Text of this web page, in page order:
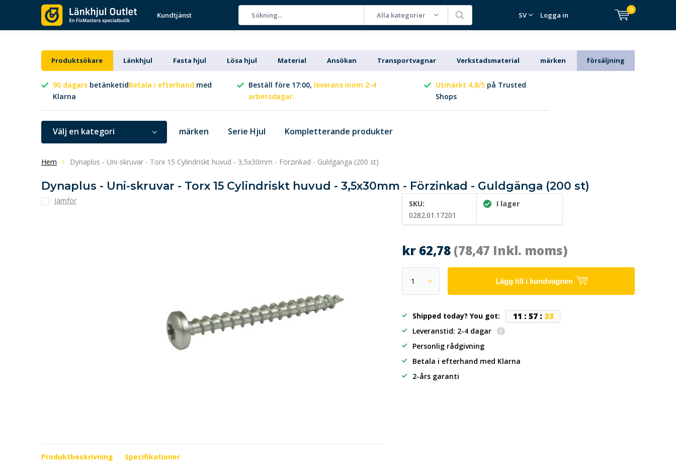
Kundtjänst Alla kategorier SV Logga in
0
Produktsökare Länkhjul Fasta hjul Lösa hjul Material Ansökan Transportvagnar Verkstadsmaterial märken försäljning
90 dagars betänketidBetala i efterhand med
Klarna
Beställ före 17:00, leverans inom 2-4
arbetsdagar.
Utmärkt 4,8/5 på Trusted
Shops
Välj en kategori märken Serie Hjul Kompletterande produkter
Hem Dynaplus - Uni-skruvar - Torx 15 Cylindriskt huvud - 3,5x30mm - Förzinkad - Guldgänga (200 st)
Dynaplus - Uni-skruvar - Torx 15 Cylindriskt huvud - 3,5x30mm - Förzinkad - Guldgänga (200 st)
Jämför
SKU:
0282.01.17201
I lager
kr 62,78 (78,47 Inkl. moms)
Lägg till i kundvagnen
Shipped today? You got: 11 : 57: 32
Leveranstid: 2-4 dagar
Personlig rådgivning
Betala i efterhand med Klarna
2-års garanti
Produktbeskrivning Specifikationer